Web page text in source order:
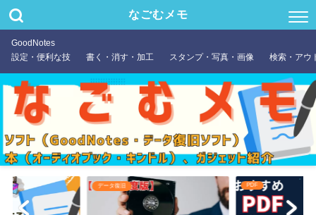
なごむメモ
GoodNotes
設定・便利な技
書く・消す・加工 スタンプ・写真・画像 検索・アウ
データ復旧 PDF